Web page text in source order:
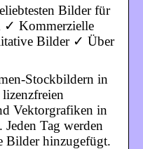
Bilder für
✓ Kommerzielle
Bilder ✓ Über
Stockbildern in
Vektorgrafiken in
Tag werden
Bilder hinzugefügt.